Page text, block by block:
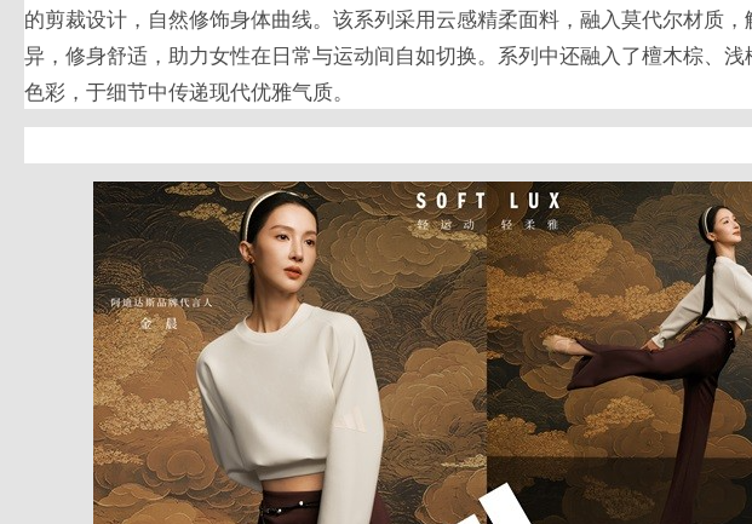
的剪裁设计，自然修饰身体曲线。该系列采用云感精柔面料，融入莫代尔材质
异，修身舒适，助力女性在日常与运动间自如切换。系列中还融入了檀木棕、
色彩，于细节中传递现代优雅气质。